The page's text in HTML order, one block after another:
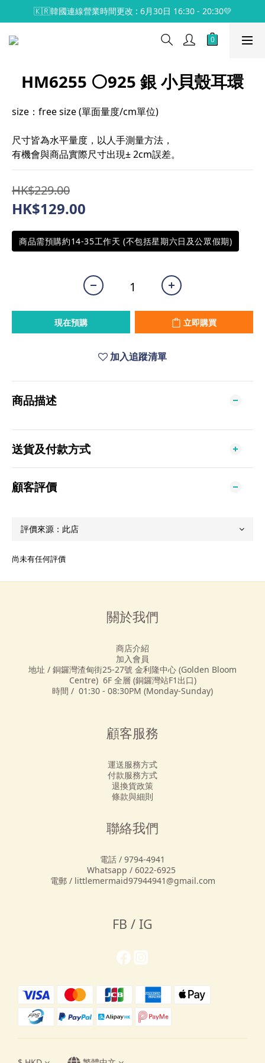
🇰🇷韓國連線營業時間更改 : 6月30日 16:30 - 20:30💛
HM6255 ⚪️925 銀 小貝殼耳環
size：free size (單面量度/cm單位)
尺寸皆為水平量度，以人手測量方法，
有機會與商品實際尺寸出現± 2cm誤差。
HK$229.00
HK$129.00
商品需預購約14-35工作天 (不包括星期六日及公眾假期)
現在預購 立即購買
加入追蹤清單
商品描述
送貨及付款方式
顧客評價
尚未有任何評價
關於我們
商店介紹
加入會員
地址 / 銅鑼灣渣甸街25-27號 金利隆中心 (Golden Bloom
Centre) 6F 全層 (銅鑼灣站F1出口)
時間 / 01:30 - 08:30PM (Monday-Sunday)
顧客服務
運送服務方式
付款服務方式
退換貨政策
條款與細則
聯絡我們
電話 / 9794-4941
Whatsapp / 6022-6925
電郵 / littlemermaid97944941@gmail.com
FB / IG